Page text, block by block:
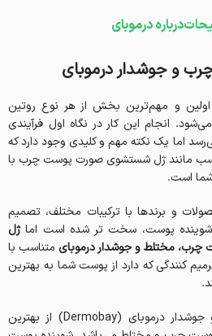
درباره درموبای
و جوشدار درموبای
و مهم‌ترین بخش از هر نوع روتین
انجام این کار در نگاه اول فرآیندی
اما یک نکته مهم و کلیدی وجود دارد که
مانند ژل شستشوی صورت پوست چرب با
است.
و برندها با ترکیبات مختلف، تصمیم
شوینده پوست، سخت‌ تر شده است اماژل
مختلط و جوشدار درموبای متناسب با
کنندگی که دارد از پوست شما به بهترین
ژل شستشو پوست چرب و جوشدار درموبای (Dermobay) از بهترین